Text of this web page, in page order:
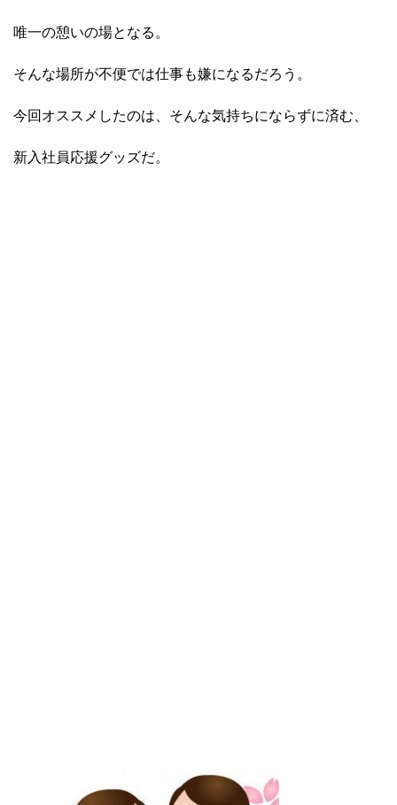
唯一の憩いの場となる。
そんな場所が不便では仕事も嫌になるだろう。
今回オススメしたのは、そんな気持ちにならずに済む、
新入社員応援グッズだ。